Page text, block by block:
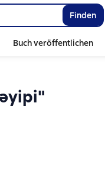
Finden
Buch veröffentlichen